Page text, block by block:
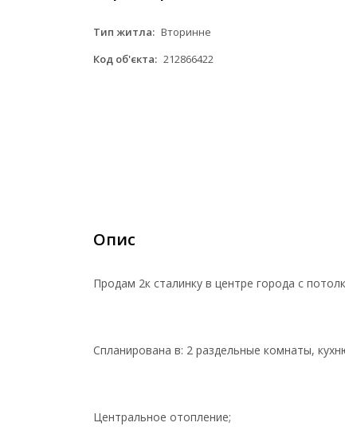
Тип житла: Вторинне
Код об'єкта: 212866422
Опис
Продам 2к сталинку в центре города с
Спланирована в: 2 раздельные комнаты,
Центральное отопление;